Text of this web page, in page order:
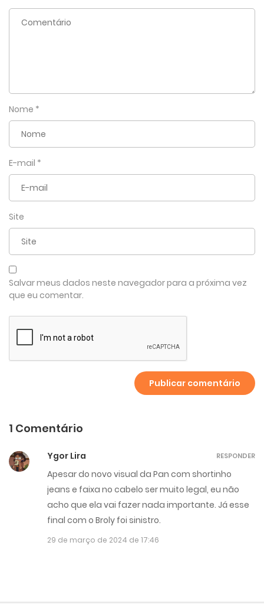
Nome *
E-mail *
Site
Salvar meus dados neste navegador para a próxima vez
que eu comentar.
1 Comentário
Ygor Lira
Apesar do novo visual da Pan com shortinho
jeans e faixa no cabelo ser muito legal, eu não
acho que ela vai fazer nada importante. Já esse
final com o Broly foi sinistro.
29 de março de 2024 de 17:46
RESPONDER